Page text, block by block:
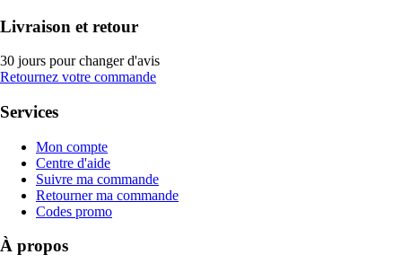
Livraison et retour
30 jours pour changer d'avis
Retournez votre commande
Services
Mon compte
Centre d'aide
Suivre ma commande
Retourner ma commande
Codes promo
À propos